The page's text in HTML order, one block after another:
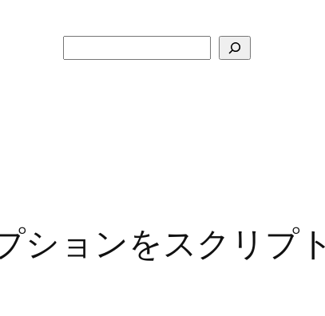
索
ションをスクリプ